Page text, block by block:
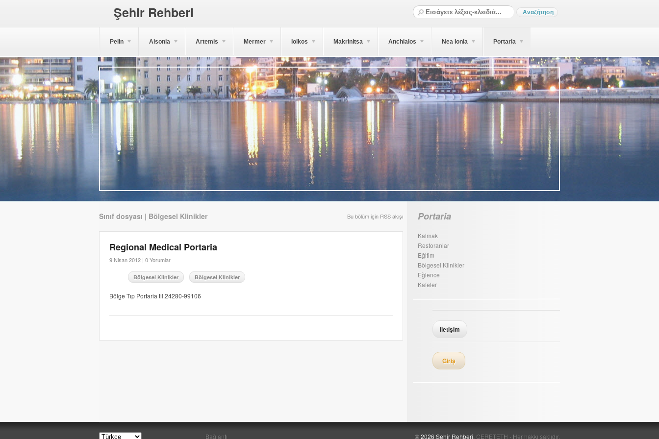
Şehir Rehberi
Pelin Aisonia Artemis Mermer Iolkos Makrinitsa Anchialos Nea Ionia Portaria
Sınıf dosyası | Bölgesel Klinikler Bu bölüm için RSS akışı
Regional Medical Portaria
9 Nisan 2012 | 0 Yorumlar
Bölgesel Klinikler Bölgesel Klinikler
Bölge Tıp Portaria til.24280-99106
Portaria
Kalmak
Restoranlar
Eğitim
Bölgesel Klinikler
Eğlence
Kafeler
Iletişim
Giriş
Bağlantı © 2026 Şehir Rehberi. CERETETH - Her hakkı saklıdır.